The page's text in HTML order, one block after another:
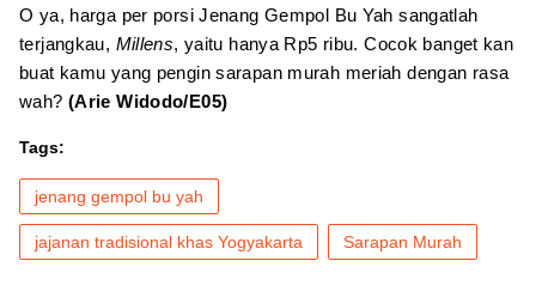
O ya, harga per porsi Jenang Gempol Bu Yah sangatlah
terjangkau, Millens, yaitu hanya Rp5 ribu. Cocok banget kan
buat kamu yang pengin sarapan murah meriah dengan rasa
wah? (Arie Widodo/E05)
Tags:
jenang gempol bu yah
jajanan tradisional khas Yogyakarta Sarapan Murah